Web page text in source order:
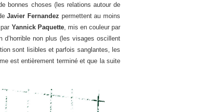
bonnes choses (les relations autour de
Javier Fernandez permettent au moins
Yannick Paquette, mis en couleur par
non plus (les visages oscillent
sont lisibles et parfois sanglantes, les
est entièrement terminé et que la suite